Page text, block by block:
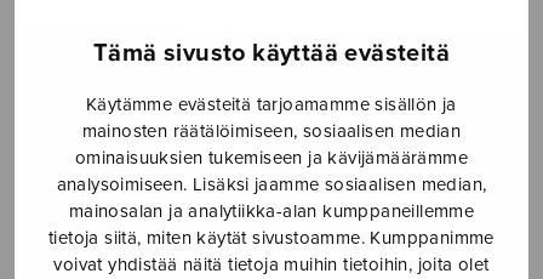
Tämä sivusto käyttää evästeitä
Käytämme evästeitä tarjoamamme sisällön ja
mainosten räätälöimiseen, sosiaalisen median
ominaisuuksien tukemiseen ja kävijämäärämme
analysoimiseen. Lisäksi jaamme sosiaalisen median,
mainosalan ja analytiikka-alan kumppaneillemme
tietoja siitä, miten käytät sivustoamme. Kumppanimme
voivat yhdistää näitä tietoja muihin tietoihin, joita olet
laaksossa